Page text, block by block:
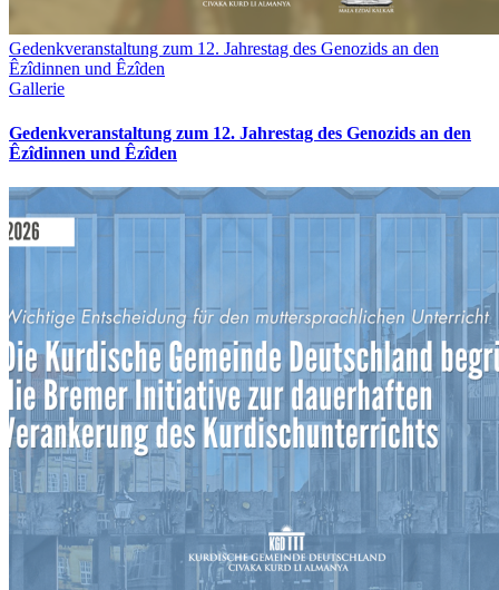
Gedenkveranstaltung zum 12. Jahrestag des Genozids an den
Êzîdinnen und Êzîden
Gallerie
Gedenkveranstaltung zum 12. Jahrestag des Genozids an den
Êzîdinnen und Êzîden